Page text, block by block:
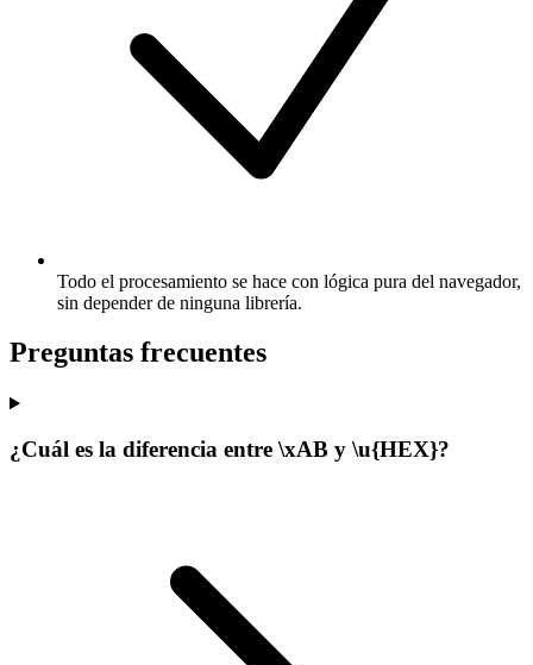
Todo el procesamiento se hace con lógica pura del navegador,
sin depender de ninguna librería.
Preguntas frecuentes
¿Cuál es la diferencia entre \xAB y \u{HEX}?